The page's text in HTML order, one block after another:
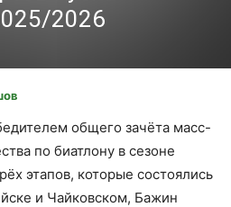
2026
общего зачёта масс-
по биатлону в сезоне
этапов, которые состоялись
и Чайковском, Бажин